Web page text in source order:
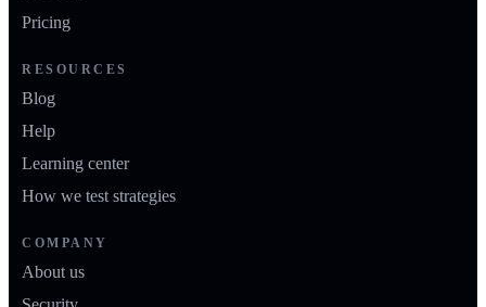
Pricing
RESOURCES
Blog
Help
Learning center
How we test strategies
COMPANY
About us